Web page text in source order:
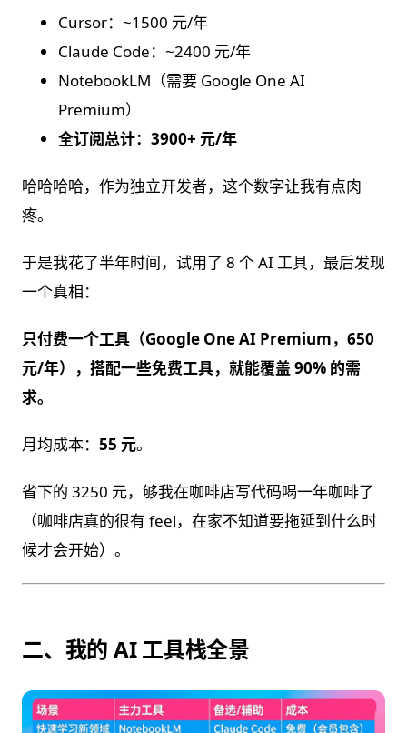
Cursor：~1500 元/年
Claude Code：~2400 元/年
NotebookLM（需要 Google One AI
Premium）
全订阅总计：3900+ 元/年
哈哈哈哈，作为独立开发者，这个数字让我有点肉
疼。
于是我花了半年时间，试用了 8 个 AI 工具，最后发现
一个真相：
只付费一个工具（Google One AI Premium，650
元/年），搭配一些免费工具，就能覆盖 90% 的需
求。
月均成本： 55 元。
省下的 3250 元，够我在咖啡店写代码喝一年咖啡了
（咖啡店真的很有 feel，在家不知道要拖延到什么时
候才会开始）。
二、我的 AI 工具栈全景